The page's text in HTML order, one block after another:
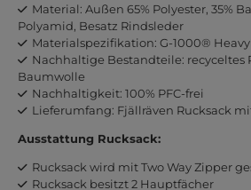
Material: Außen 65% Polyester, 35%
Polyamid, Besatz Rindsleder
Materialspezifikation: G-1000®
Nachhaltige Bestandteile: recyceltes
Baumwolle
Nachhaltigkeit: 100% PFC-frei
Lieferumfang: Fjällräven Rucksack
Ausstattung Rucksack:
Rucksack wird mit Two Way Zipper
Rucksack besitzt 2 Hauptfächer